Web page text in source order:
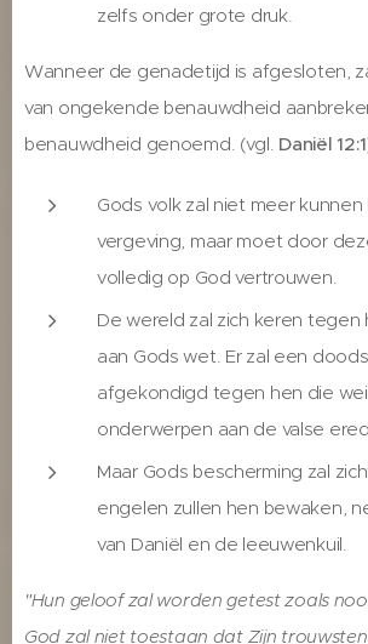
zelfs onder grote druk.
Wanneer de genadetijd is afgesloten,
van ongekende benauwdheid
benauwdheid genoemd. (vgl. Daniël 12:1
Gods volk zal niet meer
vergeving, maar moet door
volledig op God vertrouwen.
De wereld zal zich keren tegen
aan Gods wet. Er zal een
afgekondigd tegen hen die
onderwerpen aan de valse
Maar Gods bescherming zal
engelen zullen hen bewaken,
van Daniël en de leeuwenkuil.
"Hun geloof zal worden getest zoals
God zal niet toestaan dat Zijn